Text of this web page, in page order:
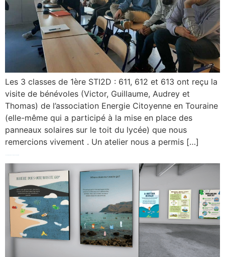
Les 3 classes de 1ère STI2D : 611, 612 et 613 ont reçu la
visite de bénévoles (Victor, Guillaume, Audrey et
Thomas) de l’association Energie Citoyenne en Touraine
(elle-même qui a participé à la mise en place des
panneaux solaires sur le toit du lycée) que nous
remercions vivement . Un atelier nous a permis […]